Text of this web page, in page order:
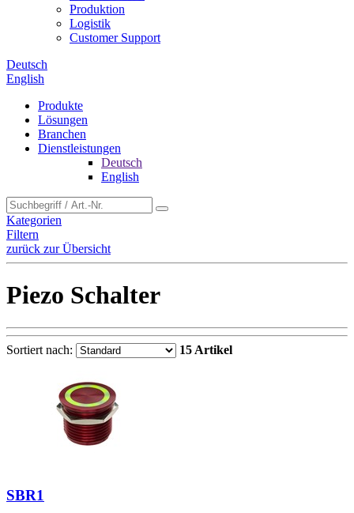
Produktion
Logistik
Customer Support
Deutsch
English
Produkte
Lösungen
Branchen
Dienstleistungen
Deutsch
English
Kategorien
Filtern
zurück zur Übersicht
Piezo Schalter
Sortiert nach: 15 Artikel
SBR1